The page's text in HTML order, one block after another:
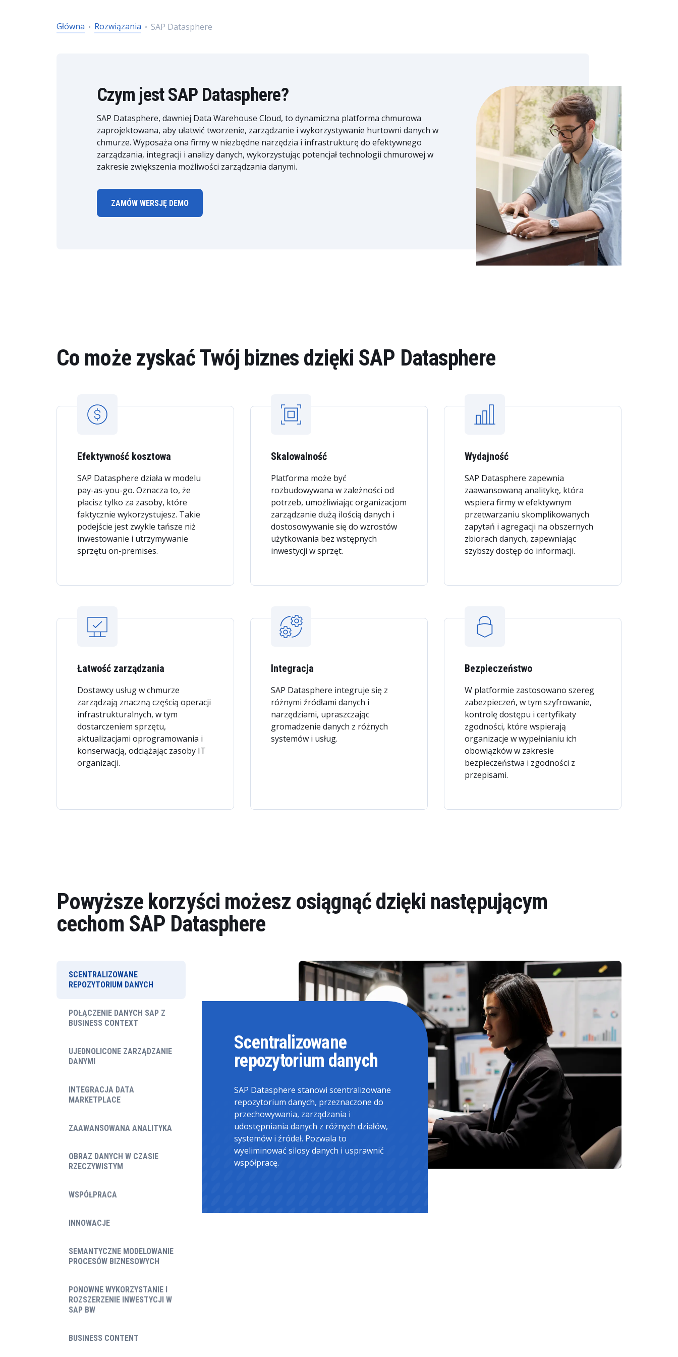
Główna Rozwiązania SAP Datasphere
Czym jest SAP Datasphere?
SAP Datasphere, dawniej Data Warehouse Cloud, to dynamiczna platforma chmurowa
zaprojektowana, aby ułatwić tworzenie, zarządzanie i wykorzystywanie hurtowni danych w
chmurze. Wyposaża ona firmy w niezbędne narzędzia i infrastrukturę do efektywnego
zarządzania, integracji i analizy danych, wykorzystując potencjał technologii chmurowej w
zakresie zwiększenia możliwości zarządzania danymi.
ZAMÓW WERSJĘ DEMO
Co może zyskać Twój biznes dzięki SAP Datasphere
Efektywność kosztowa
SAP Datasphere działa w modelu
pay-as-you-go. Oznacza to, że
płacisz tylko za zasoby, które
faktycznie wykorzystujesz. Takie
podejście jest zwykle tańsze niż
inwestowanie i utrzymywanie
sprzętu on-premises.
Skalowalność
Platforma może być
rozbudowywana w zależności od
potrzeb, umożliwiając organizacjom
zarządzanie dużą ilością danych i
dostosowywanie się do wzrostów
użytkowania bez wstępnych
inwestycji w sprzęt.
Wydajność
SAP Datasphere zapewnia
zaawansowaną analitykę, która
wspiera firmy w efektywnym
przetwarzaniu skomplikowanych
zapytań i agregacji na obszernych
zbiorach danych, zapewniając
szybszy dostęp do informacji.
Łatwość zarządzania
Dostawcy usług w chmurze
zarządzają znaczną częścią operacji
infrastrukturalnych, w tym
dostarczeniem sprzętu,
aktualizacjami oprogramowania i
konserwacją, odciążając zasoby IT
organizacji.
Integracja
SAP Datasphere integruje się z
różnymi źródłami danych i
narzędziami, upraszczając
gromadzenie danych z różnych
systemów i usług.
Bezpieczeństwo
W platformie zastosowano szereg
zabezpieczeń, w tym szyfrowanie,
kontrolę dostępu i certyfikaty
zgodności, które wspierają
organizacje w wypełnianiu ich
obowiązków w zakresie
bezpieczeństwa i zgodności z
przepisami.
Powyższe korzyści możesz osiągnąć dzięki następującym
cechom SAP Datasphere
SCENTRALIZOWANE
REPOZYTORIUM DANYCH
POŁĄCZENIE DANYCH SAP Z
BUSINESS CONTEXT
UJEDNOLICONE ZARZĄDZANIE
DANYMI
INTEGRACJA DATA
MARKETPLACE
ZAAWANSOWANA ANALITYKA
OBRAZ DANYCH W CZASIE
RZECZYWISTYM
WSPÓŁPRACA
INNOWACJE
SEMANTYCZNE MODELOWANIE
PROCESÓW BIZNESOWYCH
PONOWNE WYKORZYSTANIE I
ROZSZERZENIE INWESTYCJI W
SAP BW
BUSINESS CONTENT
Scentralizowane
repozytorium danych
SAP Datasphere stanowi scentralizowane
repozytorium danych, przeznaczone do
przechowywania, zarządzania i
udostępniania danych z różnych działów,
systemów i źródeł. Pozwala to
wyeliminować silosy danych i usprawnić
współpracę.